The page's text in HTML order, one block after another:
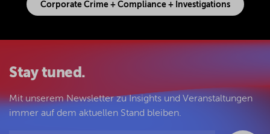
Corporate Crime + Compliance + Investigations
Stay tuned.
Mit unserem Newsletter zu Insights und Veranstaltungen
immer auf dem aktuellen Stand bleiben.